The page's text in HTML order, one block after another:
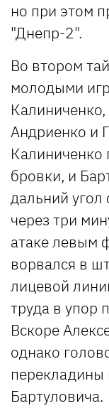
но при этом
"Днепр-2".
Во втором
молодыми
Андриенко и
бровки, и
дальний
через три
атаке левым
ворвался в
лицевой
труда в упор
Вскоре
однако
перекладины
Бартуловича.